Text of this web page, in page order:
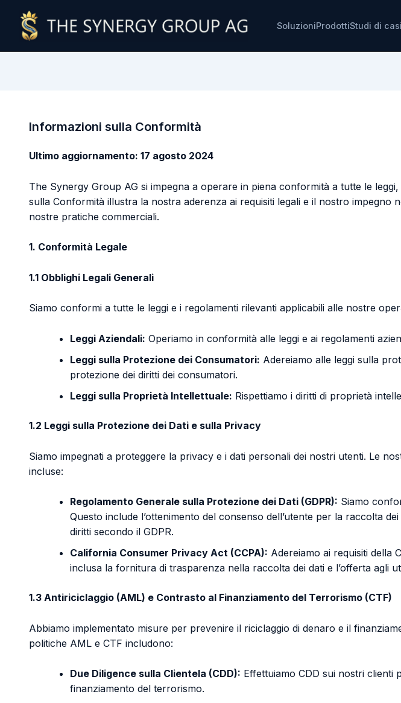
SoluzioniProdottiStudi di casi
Informazioni sulla Conformità
Ultimo aggiornamento: 17 agosto 2024
The Synergy Group AG si impegna a operare in piena conformità a tutte le
sulla Conformità illustra la nostra aderenza ai requisiti legali e il nostro
nostre pratiche commerciali.
1. Conformità Legale
1.1 Obblighi Legali Generali
Siamo conformi a tutte le leggi e i regolamenti rilevanti applicabili alle nostre
Leggi Aziendali: Operiamo in conformità alle leggi e ai regolamenti
Leggi sulla Protezione dei Consumatori: Adereiamo alle leggi sulla
protezione dei diritti dei consumatori.
Leggi sulla Proprietà Intellettuale: Rispettiamo i diritti di proprietà
1.2 Leggi sulla Protezione dei Dati e sulla Privacy
Siamo impegnati a proteggere la privacy e i dati personali dei nostri utenti. Le
incluse:
Regolamento Generale sulla Protezione dei Dati (GDPR): Siamo
Questo include l’ottenimento del consenso dell’utente per la raccolta
diritti secondo il GDPR.
California Consumer Privacy Act (CCPA): Adereiamo ai requisiti della
inclusa la fornitura di trasparenza nella raccolta dei dati e l’offerta agli
1.3 Antiriciclaggio (AML) e Contrasto al Finanziamento del Terrorismo (CTF)
Abbiamo implementato misure per prevenire il riciclaggio di denaro e il
politiche AML e CTF includono:
Due Diligence sulla Clientela (CDD): Effettuiamo CDD sui nostri clienti
finanziamento del terrorismo.